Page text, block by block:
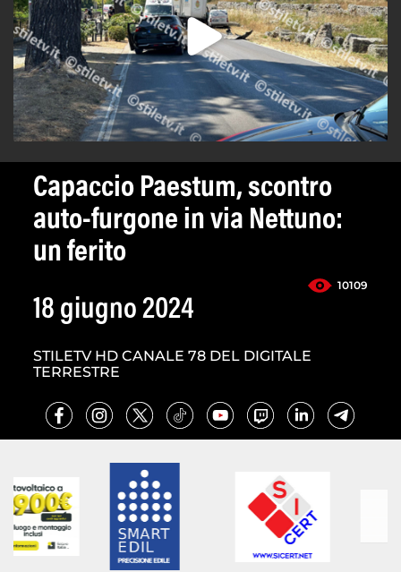
Capaccio Paestum, scontro
auto-furgone in via Nettuno:
un ferito
10109
18 giugno 2024
STILETV HD CANALE 78 DEL DIGITALE
TERRESTRE